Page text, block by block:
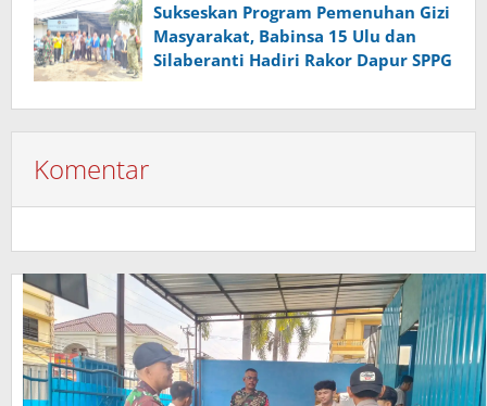
Sukseskan Program Pemenuhan Gizi
Masyarakat, Babinsa 15 Ulu dan
Silaberanti Hadiri Rakor Dapur SPPG
Komentar